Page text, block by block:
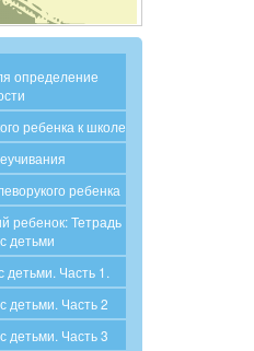
определение
ребенка к школе
ребенка
ребенок: Тетрадь
детьми
детьми. Часть 1.
детьми. Часть 2
детьми. Часть 3